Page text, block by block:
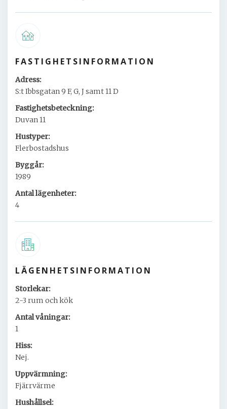
FASTIGHETSINFORMATION
Adress:
S:t Ibbsgatan 9 F, G, J samt 11 D
Fastighetsbeteckning:
Duvan 11
Hustyper:
Flerbostadshus
Byggår:
1989
Antal lägenheter:
4
LÄGENHETSINFORMATION
Storlekar:
2-3 rum och kök
Antal våningar:
1
Hiss:
Nej.
Uppvärmning:
Fjärrvärme
Hushållsel: